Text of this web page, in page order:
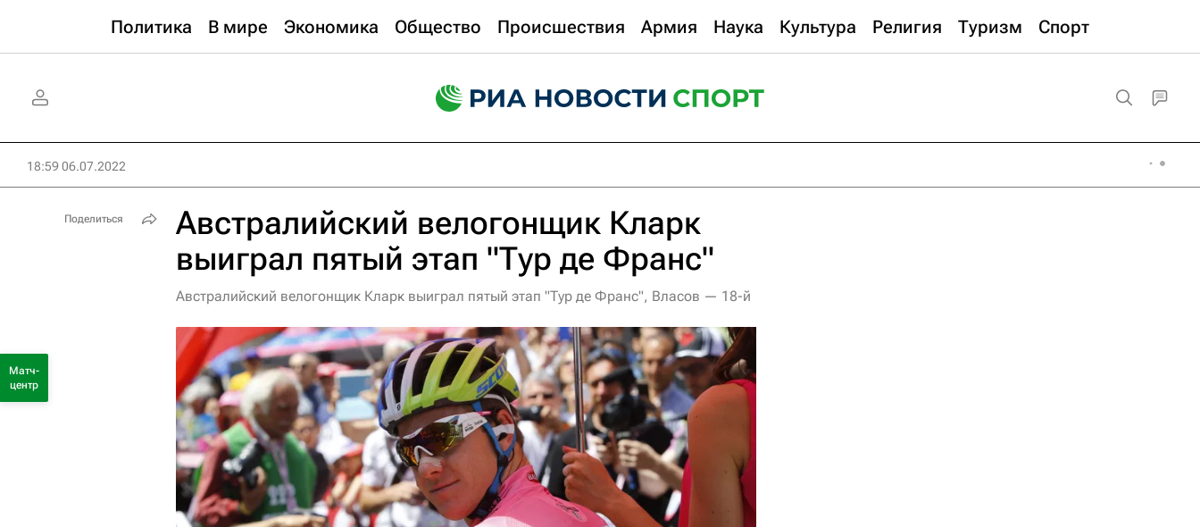
Политика В мире Экономика Общество Происшествия Армия Наука Культура Религия Туризм Спорт
18:59 06.07.2022
Австралийский велогонщик Кларк
выиграл пятый этап "Тур де Франс"
Австралийский велогонщик Кларк выиграл пятый этап "Тур де Франс", Власов — 18-й
Поделиться
Матч-
центр